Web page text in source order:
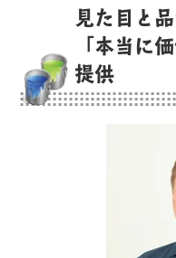
見た目と
「本当に
提供